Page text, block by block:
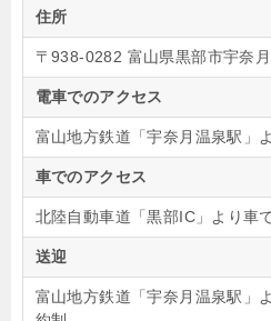
住所
〒938-0282 富山県黒部市宇奈
電車でのアクセス
富山地方鉄道「宇奈月温泉駅」
車でのアクセス
北陸自動車道「黒部IC」より車
送迎
富山地方鉄道「宇奈月温泉駅」